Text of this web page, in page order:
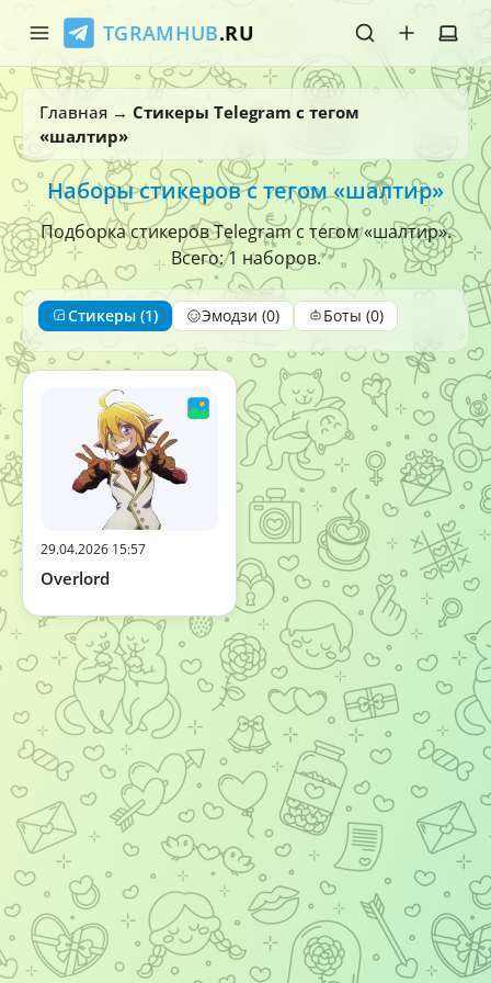
TGRAMHUB.RU
Главная
Стикеры
Эмодзи
Боты
О нас
Главная → Стикеры Telegram с тегом
«шалтир»
Наборы стикеров с тегом «шалтир»
Подборка стикеров Telegram с тегом «шалтир».
Всего: 1 наборов.
Стикеры (1) Эмодзи (0) Боты (0)
29.04.2026 15:57
Overlord